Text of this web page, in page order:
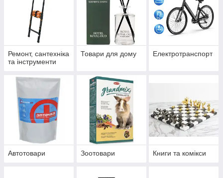
Ремонт, сантехніка
та інструменти
Товари для дому Електротранспорт
Автотовари Зоотовари Книги та комікси